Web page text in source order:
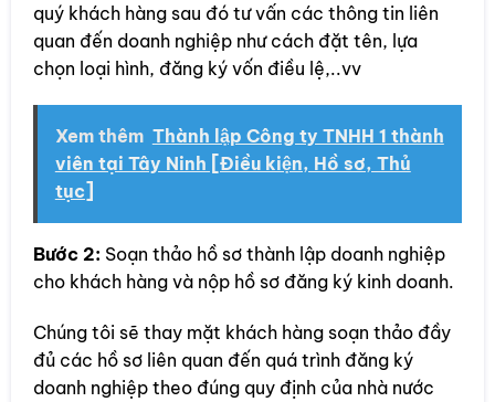
quý khách hàng sau đó tư vấn các thông tin liên
quan đến doanh nghiệp như cách đặt tên, lựa
chọn loại hình, đăng ký vốn điều lệ,..vv
Xem thêm Thành lập Công ty TNHH 1 thành
viên tại Tây Ninh [Điều kiện, Hồ sơ, Thủ
tục]
Bước 2: Soạn thảo hồ sơ thành lập doanh nghiệp
cho khách hàng và nộp hồ sơ đăng ký kinh doanh.
Chúng tôi sẽ thay mặt khách hàng soạn thảo đầy
đủ các hồ sơ liên quan đến quá trình đăng ký
doanh nghiệp theo đúng quy định của nhà nước